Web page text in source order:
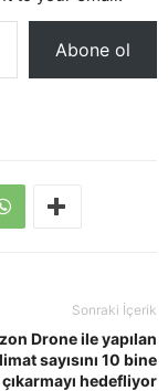
Abone ol
Sonraki İçerik
Drone ile yapılan
sayısını 10 bine
hedefliyor